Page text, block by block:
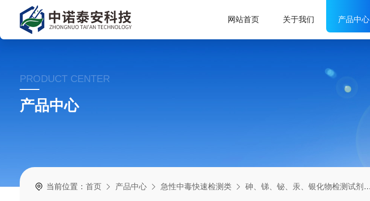
网站首页 关于我们 产品中心
PRODUCT CENTER
产品中心
当前位置：首页 产品中心 急性中毒快速检测类 砷、锑、铋、汞、银化物检测试剂